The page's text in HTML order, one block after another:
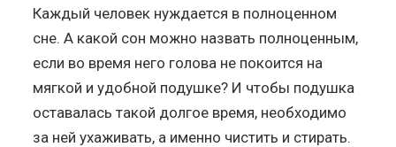
Каждый человек нуждается в полноценном
сне. А какой сон можно назвать полноценным,
если во время него голова не покоится на
мягкой и удобной подушке? И чтобы подушка
оставалась такой долгое время, необходимо
за ней ухаживать, а именно чистить и стирать.